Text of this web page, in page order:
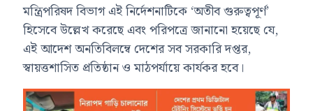
মন্ত্রিপরিষদ বিভাগ এই নির্দেশনাটিকে ‘অতীব গুরুত্বপূর্ণ’
হিসেবে উল্লেখ করেছে এবং পরিপত্রে জানানো হয়েছে যে,
এই আদেশ অনতিবিলম্বে দেশের সব সরকারি দপ্তর,
স্বায়ত্তশাসিত প্রতিষ্ঠান ও মাঠপর্যায়ে কার্যকর হবে।